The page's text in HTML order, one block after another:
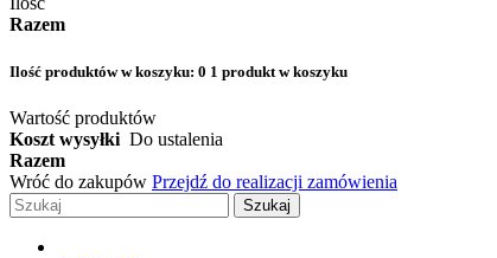
Razem
Ilość produktów w koszyku: 0 1 produkt w koszyku
Wartość produktów
Koszt wysyłki Do ustalenia
Razem
Wróć do zakupów Przejdź do realizacji zamówienia
Szukaj